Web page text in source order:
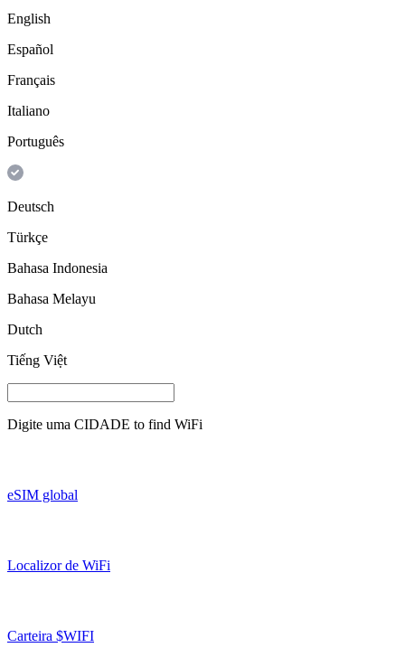
English
Español
Français
Italiano
Português
Deutsch
Türkçe
Bahasa Indonesia
Bahasa Melayu
Dutch
Tiếng Việt
Digite uma CIDADE to find WiFi
eSIM global
Localizor de WiFi
Carteira $WIFI